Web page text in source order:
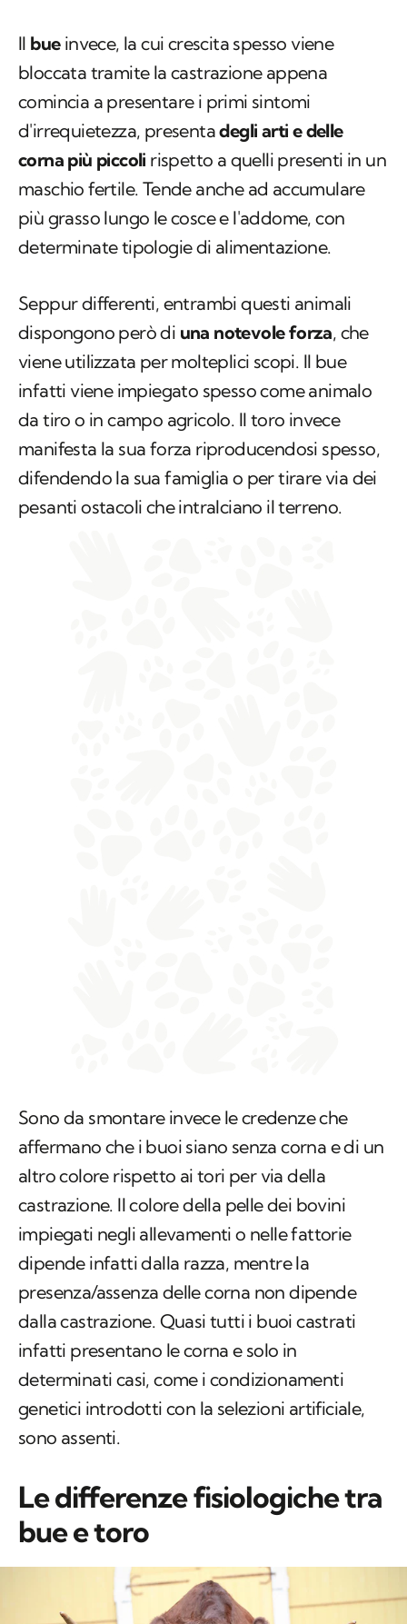
Il bueinvece, la cui crescita spesso viene
bloccata tramite la castrazione appena
comincia a presentare i primi sintomi
d'irrequietezza, presentadegli arti e delle
corna più piccoli rispetto a quelli presenti in un
maschio fertile. Tende anche ad accumulare
più grasso lungo le cosce e l'addome, con
determinate tipologie di alimentazione.
Seppur differenti, entrambi questi animali
dispongono però di una notevole forza, che
viene utilizzata per molteplici scopi. Il bue
infatti viene impiegato spesso come animalo
da tiro o in campo agricolo. Il toro invece
manifesta la sua forza riproducendosi spesso,
difendendo la sua famiglia o per tirare via dei
pesanti ostacoli che intralciano il terreno.
Sono da smontare invece le credenze che
affermano che i buoi siano senza corna e di un
altro colore rispetto ai tori per via della
castrazione. Il colore della pelle dei bovini
impiegati negli allevamenti o nelle fattorie
dipende infatti dalla razza, mentre la
presenza/assenza delle corna non dipende
dalla castrazione. Quasi tutti i buoi castrati
infatti presentano le corna e solo in
determinati casi, come i condizionamenti
genetici introdotti con la selezioni artificiale,
sono assenti.
Le differenze fisiologiche tra
bue e toro